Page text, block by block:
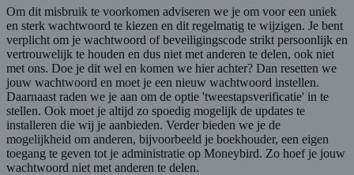
Om dit misbruik te voorkomen adviseren we je om voor een uniek
en sterk wachtwoord te kiezen en dit regelmatig te wijzigen. Je bent
verplicht om je wachtwoord of beveiligingscode strikt persoonlijk en
vertrouwelijk te houden en dus niet met anderen te delen, ook niet
met ons. Doe je dit wel en komen we hier achter? Dan resetten we
jouw wachtwoord en moet je een nieuw wachtwoord instellen.
Daarnaast raden we je aan om de optie 'tweestapsverificatie' in te
stellen. Ook moet je altijd zo spoedig mogelijk de updates te
installeren die wij je aanbieden. Verder bieden we je de
mogelijkheid om anderen, bijvoorbeeld je boekhouder, een eigen
toegang te geven tot je administratie op Moneybird. Zo hoef je jouw
wachtwoord niet met anderen te delen.